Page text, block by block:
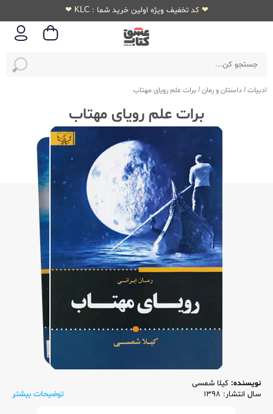
❤ کد تخفیف ویژه اولین خرید شما : KLC ❤
ادبیات/داستان و رمان/برات علم رویای مهتاب
برات علم رویای مهتاب
نویسنده: کیلا شمسی
سال انتشار: 1398
توضیحات بیشتر